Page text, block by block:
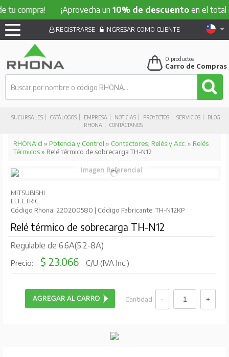
¡Aprovecha un10% de descuentoen el total de tu
SUCURSALES CATÁLOGOS EMPRESA NOTICIAS PROYECTOS SERVICIOS
BLOG
RHONA
CONTÁCTANOS
REGISTRARSE INGRESAR COMO CLIENTE
0 productos
Carro de Compras
RHONA.cl » Potencia y Control » Contactores, Relés y Acc. » Relés
Térmicos» Relé térmico de sobrecarga TH-N12
MITSUBISHI
ELECTRIC
Código Rhona: 220200580 | Código Fabricante: TH-N12KP
Relé térmico de sobrecarga TH-N12
Regulable de 6.6A(5.2-8A)
Precio: $ 23.066 C/U (IVA Inc.)
Cantidad: